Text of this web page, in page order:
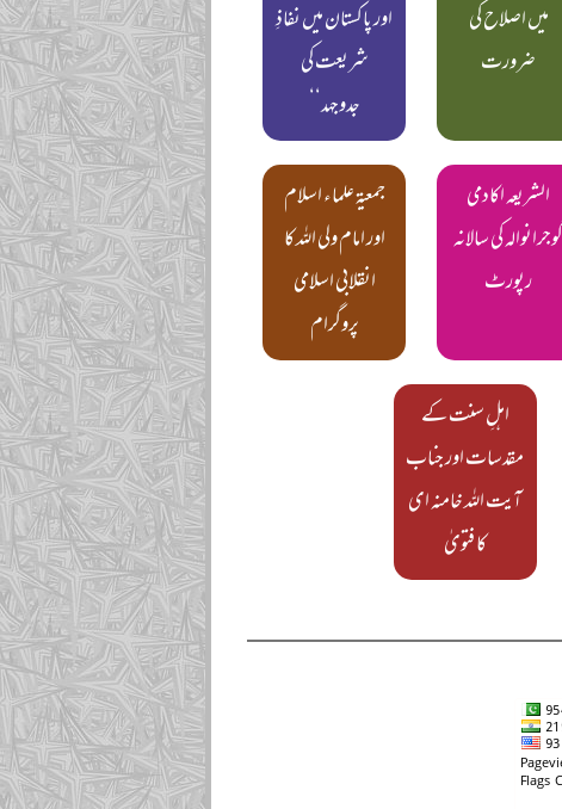
میں اصلاح کی
ضرورت
اور پاکستان میں نفاذِ
شریعت کی
جدوجہد‘‘
الشریعہ اکادمی
گوجرانوالہ کی سالانہ
رپورٹ
جمعیۃ علماء اسلام
اور امام ولی اللہ کا
انقلابی اسلامی
پروگرام
اہلِ سنت کے
مقدسات اور جناب
آیت اللہ خامنہ ای
کا فتویٰ